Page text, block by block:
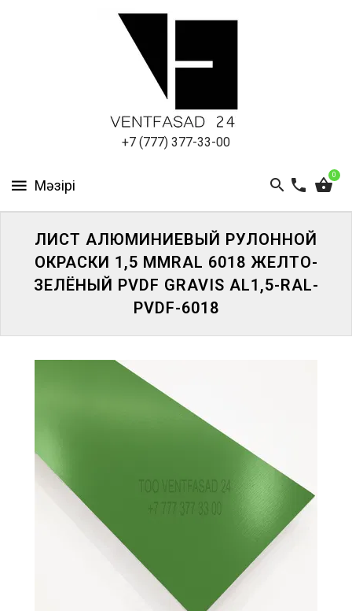
+7 (777) 377-33-00
0
ПАНЕЛИ
ЛИСТ АЛЮМИНИЕВЫЙ РУЛОННОЙ
ОКРАСКИ 1,5 ММRAL 6018 ЖЕЛТО-
ЗЕЛЁНЫЙ PVDF GRAVIS AL1,5-RAL-
PVDF-6018